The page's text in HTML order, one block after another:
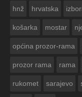
hnž hrvatska izbori
košarka mostar
općina prozor-rama
prozor rama rama
rukomet sarajevo